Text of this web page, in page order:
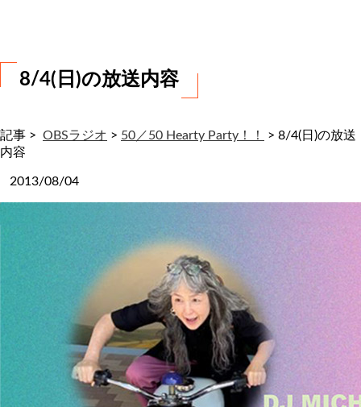
8/4(日)の放送内容
記事 > OBSラジオ > 50／50 Hearty Party！！ > 8/4(日)の放送
内容
2013/08/04